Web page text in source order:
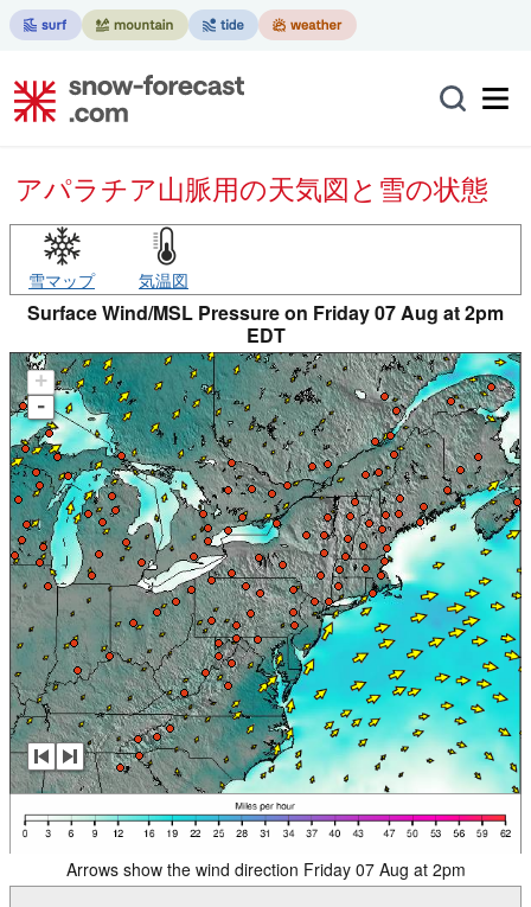
アパラチア山脈用の天気図と雪の状態
雪マップ 気温図
Surface Wind/MSL Pressure on Friday 07 Aug at 2pm
EDT
+
-
Arrows show the wind direction Friday 07 Aug at 2pm